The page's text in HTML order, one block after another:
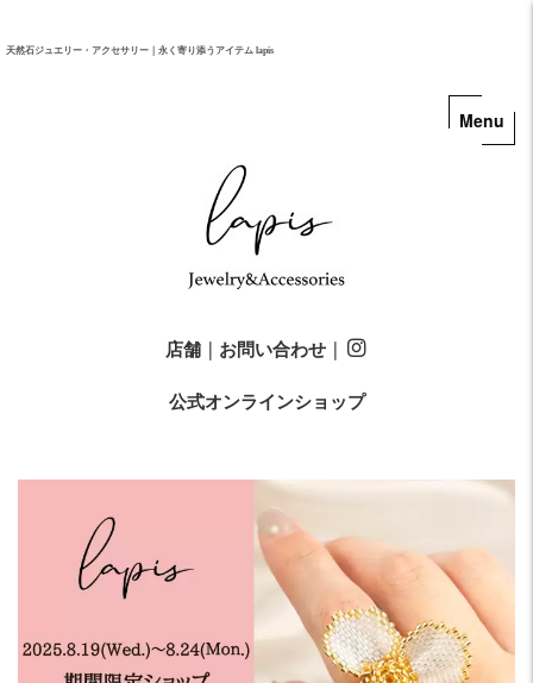
天然石ジュエリー・アクセサリー｜永く寄り添うアイテム lapis
店舗｜ お問い合わせ｜
公式オンラインショップ